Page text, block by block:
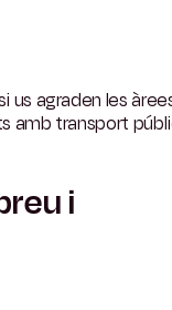
us agraden les
amb transport
i